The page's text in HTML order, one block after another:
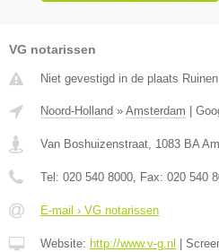
VG notarissen
Niet gevestigd in de plaats
Noord-Holland » Amsterdam
Van Boshuizenstraat, 1083 BA
Tel: 020 540 8000, Fax: 020 540
E-mail › VG notarissen
Website: http://www.v-g.nl